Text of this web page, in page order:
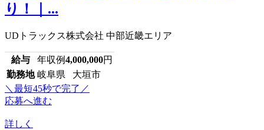
り！｜...
UDトラックス株式会社 中部近畿エリア
給与 年収例4,000,000円
勤務地 岐阜県 大垣市
＼最短45秒で完了／
応募へ進む
詳しく